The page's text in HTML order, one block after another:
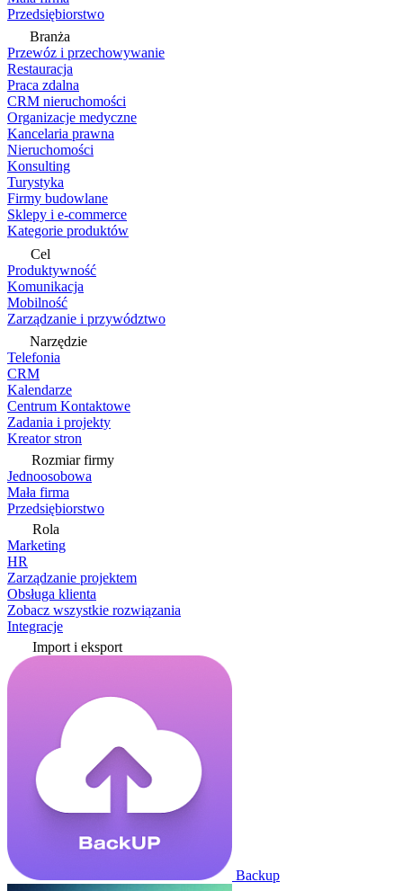
Przedsiębiorstwo
Branża
Przewóz i przechowywanie
Restauracja
Praca zdalna
CRM nieruchomości
Organizacje medyczne
Kancelaria prawna
Nieruchomości
Konsulting
Turystyka
Firmy budowlane
Sklepy i e-commerce
Kategorie produktów
Cel
Produktywność
Komunikacja
Mobilność
Zarządzanie i przywództwo
Narzędzie
Telefonia
CRM
Kalendarze
Centrum Kontaktowe
Zadania i projekty
Kreator stron
Rozmiar firmy
Jednoosobowa
Mała firma
Przedsiębiorstwo
Rola
Marketing
HR
Zarządzanie projektem
Obsługa klienta
Zobacz wszystkie rozwiązania
Integracje
Import i eksport
Backup